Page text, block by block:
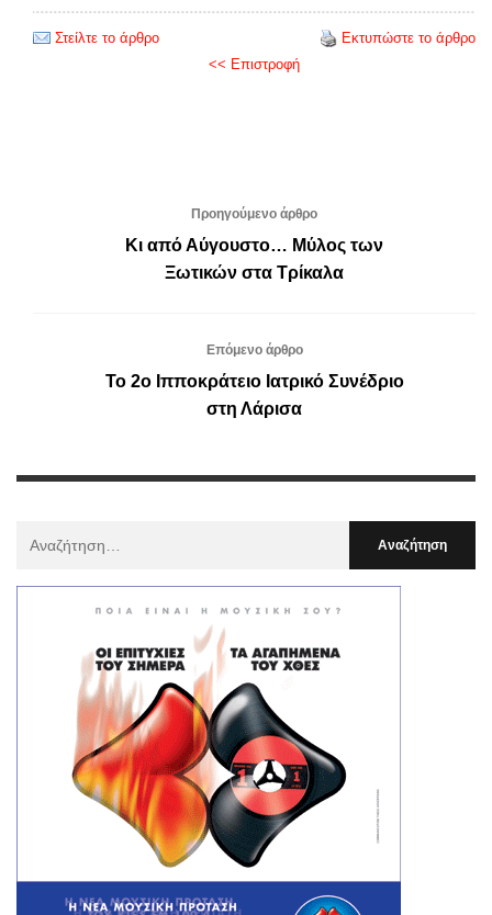
Στείλτε το άρθρο
Εκτυπώστε το άρθρο
<< Επιστροφή
Προηγούμενο άρθρο
Κι από Αύγουστο… Μύλος των
Ξωτικών στα Τρίκαλα
Επόμενο άρθρο
Το 2ο Ιπποκράτειο Ιατρικό Συνέδριο
στη Λάρισα
: